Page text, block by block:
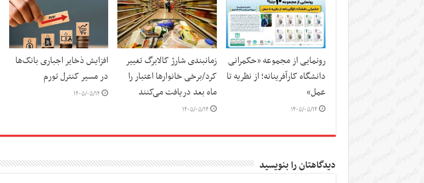
رونمایی از مجموعه «حکمرانی
دانشگاه کارآفرینانه؛ از نظریه تا
عمل»
۱۴۰۵/۰۵/۱۴
زمانبندی شارژ کالابرگ تغییر
کرد/برخی خانوارها اعتبار را
ماه بعد دریافت می‌کنند
۱۴۰۵/۰۵/۱۴
افزایش ذخایر اجباری بانک‌ها
در مسیر کنترل تورم
۱۴۰۵/۰۵/۱۴
دیدگاهتان را بنویسید